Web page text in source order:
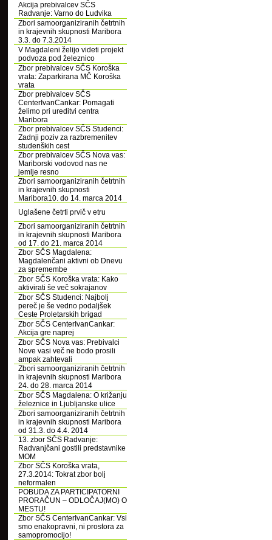
Akcija prebivalcev SČS
Radvanje: Varno do Ludvika
Zbori samoorganiziranih četrtnih
in krajevnih skupnosti Maribora
3.3. do 7.3.2014
V Magdaleni želijo videti projekt
podvoza pod železnico
Zbor prebivalcev SČS Koroška
vrata: Zaparkirana MČ Koroška
vrata
Zbor prebivalcev SČS
CenterIvanCankar: Pomagati
želimo pri ureditvi centra
Maribora
Zbor prebivalcev SČS Studenci:
Zadnji poziv za razbremenitev
studenških cest
Zbor prebivalcev SČS Nova vas:
Mariborski vodovod nas ne
jemlje resno
Zbori samoorganiziranih četrtnih
in krajevnih skupnosti
Maribora10. do 14. marca 2014
Uglašene četrti prvič v etru
Zbori samoorganiziranih četrtnih
in krajevnih skupnosti Maribora
od 17. do 21. marca 2014
Zbor SČS Magdalena:
Magdalenčani aktivni ob Dnevu
za spremembe
Zbor SČS Koroška vrata: Kako
aktivirati še več sokrajanov
Zbor SČS Studenci: Najbolj
pereč je še vedno podaljšek
Ceste Proletarskih brigad
Zbor SČS CenterIvanCankar:
Akcija gre naprej
Zbor SČS Nova vas: Prebivalci
Nove vasi več ne bodo prosili
ampak zahtevali
Zbori samoorganiziranih četrtnih
in krajevnih skupnosti Maribora
24. do 28. marca 2014
Zbor SČS Magdalena: O križanju
železnice in Ljubljanske ulice
Zbori samoorganiziranih četrtnih
in krajevnih skupnosti Maribora
od 31.3. do 4.4. 2014
13. zbor SČS Radvanje:
Radvanjčani gostili predstavnike
MOM
Zbor SČS Koroška vrata,
27.3.2014: Tokrat zbor bolj
neformalen
POBUDA ZA PARTICIPATORNI
PRORAČUN – ODLOČAJ(MO) O
MESTU!
Zbor SČS CenterIvanCankar: Vsi
smo enakopravni, ni prostora za
samopromocijo!